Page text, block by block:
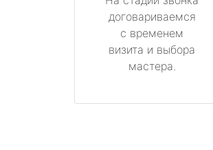
договариваемся
с временем
визита и выбора
мастера.